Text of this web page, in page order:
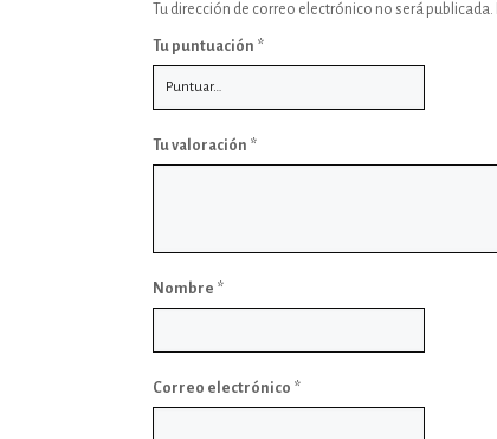
Tu dirección de correo electrónico no será publicada.
Tu puntuación *
Tu valoración *
Nombre *
Correo electrónico *